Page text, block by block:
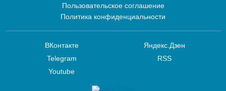
Пользовательское соглашение
Политика конфиденциальности
ВКонтакте
Telegram
Youtube
Яндекс.Дзен
RSS